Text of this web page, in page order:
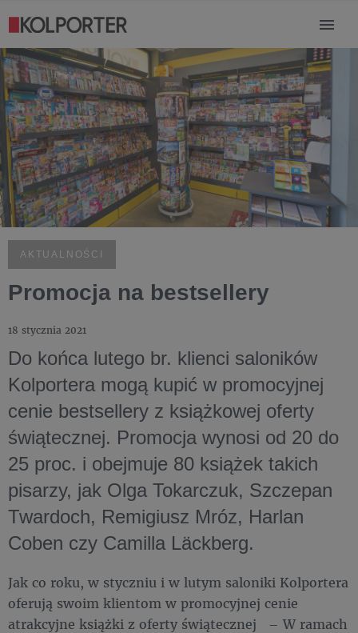
AKTUALNOŚCI
Promocja na bestsellery
18 stycznia 2021
Do końca lutego br. klienci saloników
Kolportera mogą kupić w promocyjnej
cenie bestsellery z książkowej oferty
świątecznej. Promocja wynosi od 20 do
25 proc. i obejmuje 80 książek takich
pisarzy, jak Olga Tokarczuk, Szczepan
Twardoch, Remigiusz Mróz, Harlan
Coben czy Camilla Läckberg.
Jak co roku, w styczniu i w lutym saloniki Kolportera
oferują swoim klientom w promocyjnej cenie
atrakcyjne książki z oferty świątecznej – W ramach